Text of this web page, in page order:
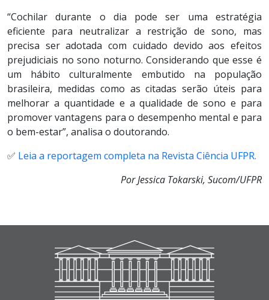
“Cochilar durante o dia pode ser uma estratégia
eficiente para neutralizar a restrição de sono, mas
precisa ser adotada com cuidado devido aos efeitos
prejudiciais no sono noturno. Considerando que esse é
um hábito culturalmente embutido na população
brasileira, medidas como as citadas serão úteis para
melhorar a quantidade e a qualidade de sono e para
promover vantagens para o desempenho mental e para
o bem-estar”, analisa o doutorando.
✅ Leia a reportagem completa na Revista Ciência UFPR.
Por Jessica Tokarski, Sucom/UFPR